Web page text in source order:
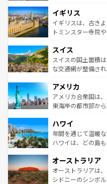
いる。シャンパン
香り高いラベンダ
らに、パリ以外の
れる地方に足を運
きるだ
を参照してほしい。
顔を持つこの国は
ルリンの文化的活
してライン川沿い
は、お酒好きな人にはぜ
ドイツ情報はコン
イギリス
イギリスは、古き
トミンスター寺院
リアごとに異なる
ティー、ビール好
戦など、本場だか
ンツ一覧を参照して
スイス
スイスの国土面積
な交通網が整備さ
の建物がそのまま
博物館もあり、ア
ことができる。国
ば市内交通費無料で観
着のスイス情報は
アメリカ
アメリカ合衆国は
東海岸の都市部か
のような巨大都市
ンメントが詰まっ
西部には大自然が
部のニューオーリ
文化が魅力。旅行
しみながら、その
ハワイ
年間を通じて温暖
ハワイは、どの島
ワイ島は見逃せな
島だが、静かな自
おすすめ。エメラ
オーストラリア
オーストラリアは
シドニーのシンボ